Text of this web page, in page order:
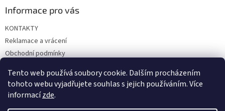
Tento web používá soubory cookie. Dalším procházením
tohoto webu vyjadřujete souhlas s jejich používáním. Více
informacízde.
Informace pro vás
KONTAKTY
Reklamace a vrácení
Obchodní podmínky
Doprava a platba